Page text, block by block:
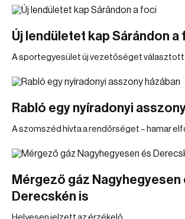
Új lendületet kap Sárándon a
A sportegyesület új vezetőséget választott.
Rabló egy nyíradonyi
A szomszéd hívta a rendőrséget – hamar
Mérgező gáz Nagyhegyesen
Derecskén is